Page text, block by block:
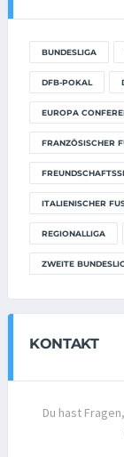
BUNDESLIGA
DFB-POKAL
EUROPA
FRANZÖSISCHER
ITALIENISCHER
REGIONALLIGA
ZWEITE
KONTAKT
Du hast